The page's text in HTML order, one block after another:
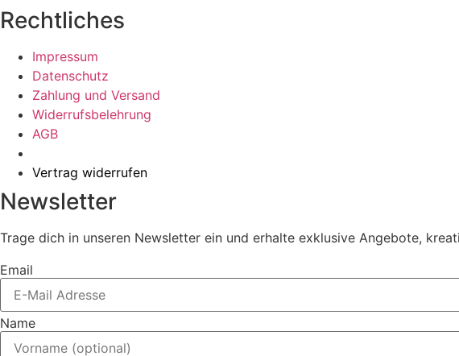
Rechtliches
Impressum
Datenschutz
Zahlung und Versand
Widerrufsbelehrung
AGB
Vertrag widerrufen
Newsletter
Trage dich in unseren Newsletter ein und erhalte exklusive Angebote,
Email
Name